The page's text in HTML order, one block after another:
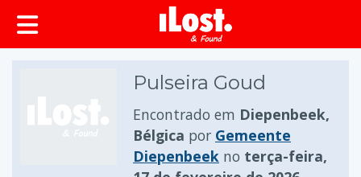
conteúdo principal
Pulseira Goud
Encontrado em Diepenbeek,
Bélgica por Gemeente
Diepenbeek no terça-feira,